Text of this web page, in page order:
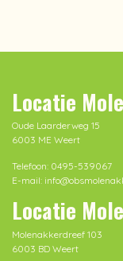
Locatie
Oude Laarderweg 15
6003 ME Weert
Telefoon: 0495-539067
E-mail:
Locatie
Molenakkerdreef 103
6003 BD Weert